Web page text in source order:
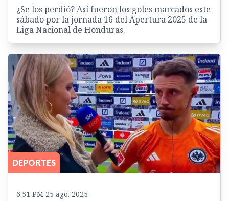
¿Se los perdió? Así fueron los goles marcados este
sábado por la jornada 16 del Apertura 2025 de la
Liga Nacional de Honduras.
DEPORTES
6:51 PM 25 ago. 2025